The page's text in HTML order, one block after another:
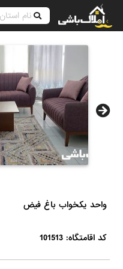
واحد یکخواب باغ فیض
کد اقامتگاه: 101513